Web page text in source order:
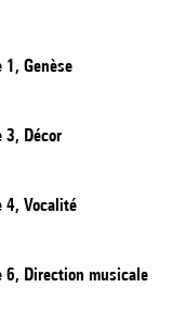
Genèse
Décor
Vocalité
Direction musicale